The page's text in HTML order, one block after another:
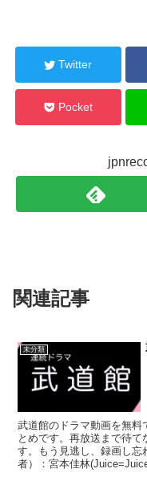
ン
ウ
開
き
ま
す
)
Twitter
Pocket
関連記事
未分類
武道館のドラマ動画を無料
とめです。再放送まで待
す。もう見逃し、録画し
者）：宮本佳林